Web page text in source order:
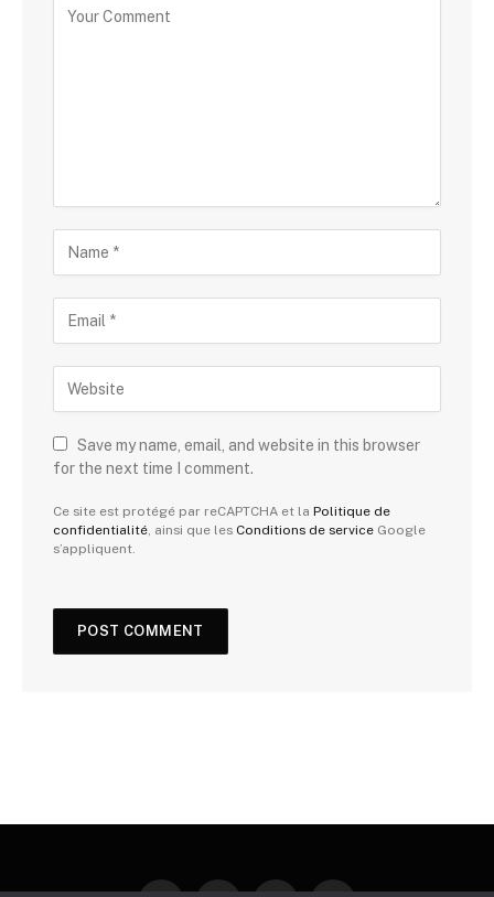
Save my name, email, and website in this browser
for the next time I comment.
Ce site est protégé par reCAPTCHA et la Politique de
confidentialité, ainsi que les Conditions de service Google
s’appliquent.